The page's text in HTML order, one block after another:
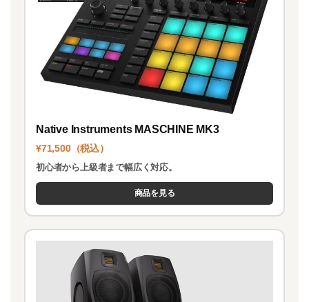
Native Instruments MASCHINE MK3
¥71,500（税込）
初心者から上級者まで幅広く対応。
商品を見る